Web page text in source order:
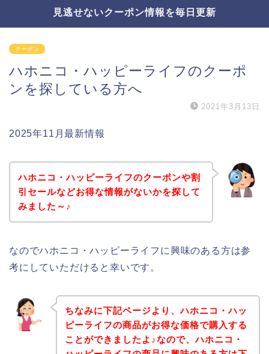
見逃せないクーポン情報を毎日更新
クーポン
ハホニコ・ハッピーライフのクーポ
ンを探している方へ
2021年3月13日
2025年11月最新情報
ハホニコ・ハッピーライフのクーポンや割
引セールなどお得な情報がないかを探して
みました～♪
なのでハホニコ・ハッピーライフに興味のある方は参
考にしていただけると幸いです。
ちなみに下記ページより、ハホニコ・ハッ
ピーライフの商品がお得な価格で購入する
ことができましたよ♪なので、ハホニコ・